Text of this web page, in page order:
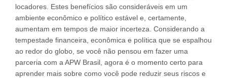
locadores. Estes benefícios são consideráveis em um
ambiente econômico e político estável e, certamente,
aumentam em tempos de maior incerteza. Considerando a
tempestade financeira, econômica e política que se espalhou
ao redor do globo, se você não pensou em fazer uma
parceria com a APW Brasil, agora é o momento certo para
aprender mais sobre como você pode reduzir seus riscos e